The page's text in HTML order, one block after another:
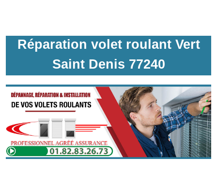
Réparation volet roulant Vert
Saint Denis 77240